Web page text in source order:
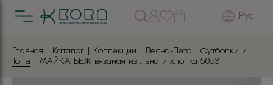
Рус
Главная | Каталог | Коллекции | Весна-Лето | Футболки и
Топы | МАЙКА БЕЖ вязаная из льна и хлопка 5053